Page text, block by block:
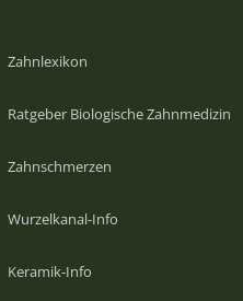
Zahnlexikon
Ratgeber Biologische Zahnmedizin
Zahnschmerzen
Wurzelkanal-Info
Keramik-Info